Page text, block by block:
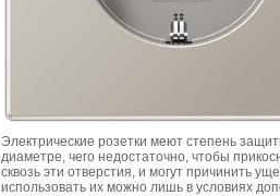
Электрические розетки меют степень
диаметре, чего недостаточно, чтобы
сквозь эти отверстия, и могут причинить
использовать их можно лишь в условиях